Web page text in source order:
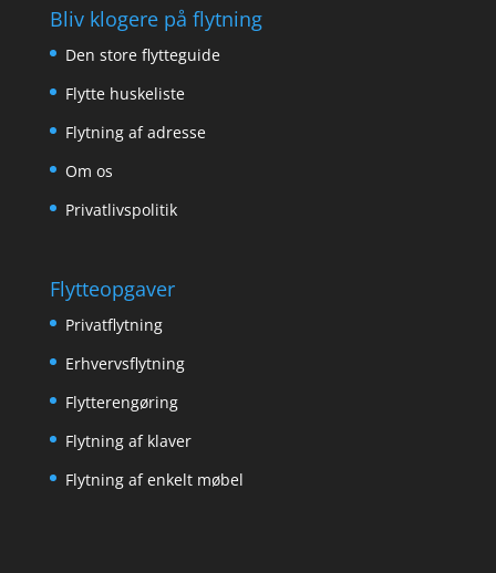
Bliv klogere på flytning
Den store flytteguide
Flytte huskeliste
Flytning af adresse
Om os
Privatlivspolitik
Flytteopgaver
Privatflytning
Erhvervsflytning
Flytterengøring
Flytning af klaver
Flytning af enkelt møbel